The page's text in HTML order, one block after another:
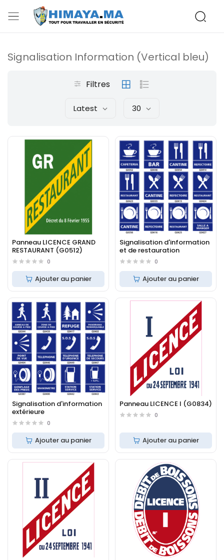
Signalisation Information (Vertical bleu)
Filtres
Latest 30
Panneau LICENCE GRAND
RESTAURANT (G0512)
0
Ajouter au panier
Signalisation d'information
et de restauration
0
Ajouter au panier
Signalisation d'information
extérieure
0
Ajouter au panier
Panneau LICENCE I (G0834)
0
Ajouter au panier